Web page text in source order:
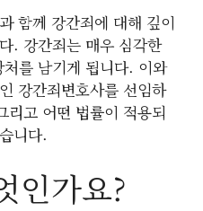
함께 강간죄에 대해 깊이
. 강간죄는 매우 심각한
를 남기게 됩니다. 이와
강간죄변호사를 선임하
고 어떤 법률이 적용되
니다.
인가요?